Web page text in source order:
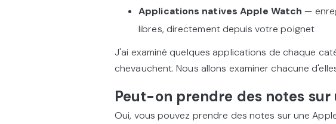
Applications natives Apple Watch —
libres, directement depuis votre poignet
J'ai examiné quelques applications de chaque
chevauchent. Nous allons examiner chacune
Peut-on prendre des notes sur
Oui, vous pouvez prendre des notes sur une